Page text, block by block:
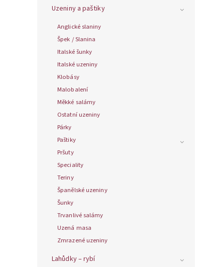
Uzeniny a paštiky
Anglické slaniny
Špek / Slanina
Italské šunky
Italské uzeniny
Klobásy
Malobalení
Měkké salámy
Ostatní uzeniny
Párky
Paštiky
Pršuty
Speciality
Teriny
Španělské uzeniny
Šunky
Trvanlivé salámy
Uzená masa
Zmrazené uzeniny
Lahůdky – rybí